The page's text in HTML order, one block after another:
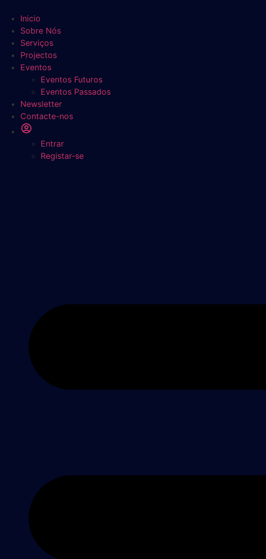
para
conteúdo
Inicio
Sobre Nós
Serviços
Projectos
Eventos
Eventos Futuros
Eventos Passados
Newsletter
Contacte-nos
Entrar
Registar-se